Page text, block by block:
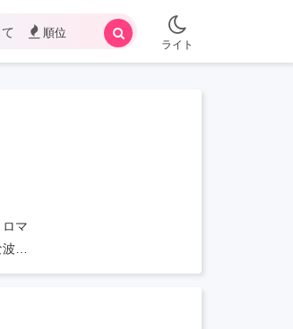
ライト
順位
マ
の
命に